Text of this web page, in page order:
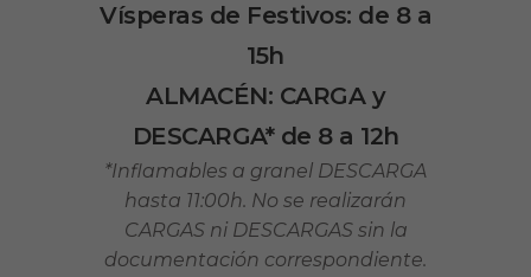
Vísperas de Festivos: de 8 a
15h
ALMACÉN: CARGA y
DESCARGA* de 8 a 12h
*Inflamables a granel DESCARGA
hasta 11:00h. No se realizarán
CARGAS ni DESCARGAS sin la
documentación correspondiente.